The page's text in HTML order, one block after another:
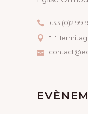
+33 (0)2 99